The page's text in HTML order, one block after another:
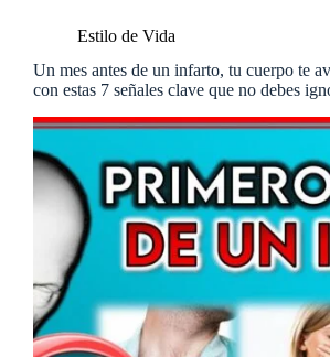
Estilo de Vida
Un mes antes de un infarto, tu cuerpo te
con estas 7 señales clave que no debes